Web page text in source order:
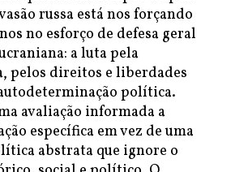
russa está nos forçando
no esforço de defesa geral
a luta pela
pelos direitos e liberdades
política.
avaliação informada a
específica em vez de uma
abstrata que ignore o